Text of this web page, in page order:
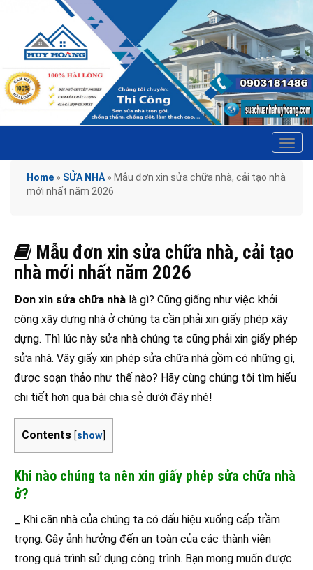
Home » SỬA NHÀ » Mẫu đơn xin sửa chữa nhà, cải tạo nhà
mới nhất năm 2026
Mẫu đơn xin sửa chữa nhà, cải tạo
nhà mới nhất năm 2026
Đơn xin sửa chữa nhà là gì? Cũng giống như việc khởi
công xây dựng nhà ở chúng ta cần phải xin giấy phép xây
dựng. Thì lúc này sửa nhà chúng ta cũng phải xin giấy phép
sửa nhà. Vậy giấy xin phép sửa chữa nhà gồm có những gì,
được soạn thảo như thế nào? Hãy cùng chúng tôi tìm hiểu
chi tiết hơn qua bài chia sẻ dưới đây nhé!
Contents [show]
Khi nào chúng ta nên xin giấy phép sửa chữa nhà
ở?
_ Khi căn nhà của chúng ta có dấu hiệu xuống cấp trầm
trọng. Gây ảnh hưởng đến an toàn của các thành viên
trong quá trình sử dụng công trình. Bạn mong muốn được